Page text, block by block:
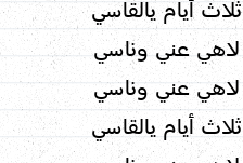
ثلاث أيام يالقاسي
لاهي عني وناسي
لاهي عني وناسي
ثلاث أيام يالقاسي